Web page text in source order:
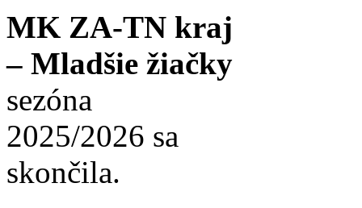
MK ZA-TN kraj
– Mladšie žiačky
sezóna
2025/2026 sa
skončila.